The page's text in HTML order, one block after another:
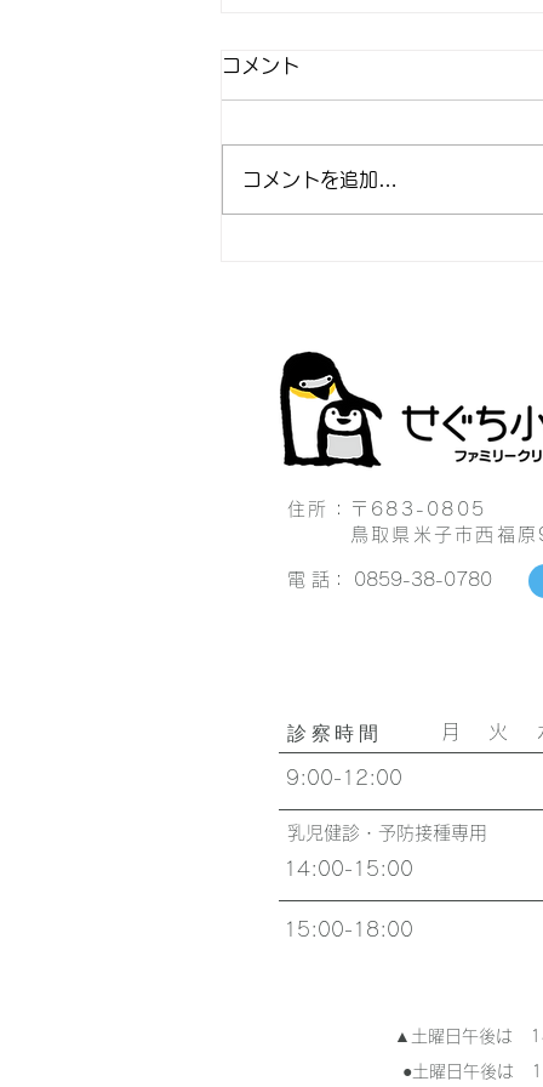
6月 monthlynews
コメント
コメントを追加…
住所：〒683-0805
鳥取県米子市西福原
電 話： 0859-38-0780
診察時間 月 火
9:00-12:00
乳児健診・予防接種専用
14:00-15:00
15:00-18:00
●土曜日午後は
▲土曜日午後は